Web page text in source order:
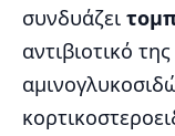
συνδυάζει
αντιβιοτικό